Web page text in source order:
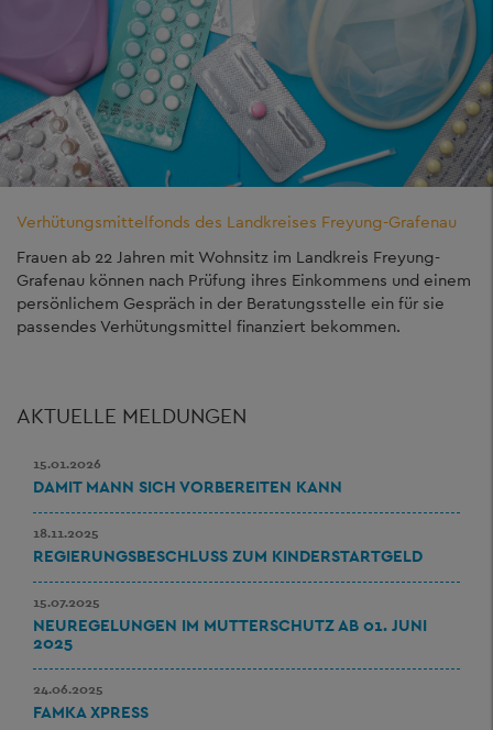
Verhütungsmittelfonds des Landkreises Freyung-Grafenau
Frauen ab 22 Jahren mit Wohnsitz im Landkreis Freyung-
Grafenau können nach Prüfung ihres Einkommens und einem
persönlichem Gespräch in der Beratungsstelle ein für sie
passendes Verhütungsmittel finanziert bekommen.
AKTUELLE MELDUNGEN
15.01.2026
DAMIT MANN SICH VORBEREITEN KANN
18.11.2025
REGIERUNGSBESCHLUSS ZUM KINDERSTARTGELD
15.07.2025
NEUREGELUNGEN IM MUTTERSCHUTZ AB 01. JUNI
2025
24.06.2025
FAMKA XPRESS